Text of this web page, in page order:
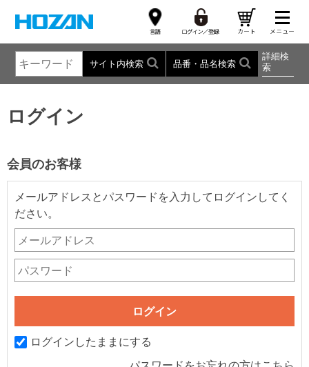
サイト内検索 品番・品名検索
詳細検
索
ログイン
会員のお客様
メールアドレスとパスワードを入力してログインしてく
ださい。
ログインしたままにする